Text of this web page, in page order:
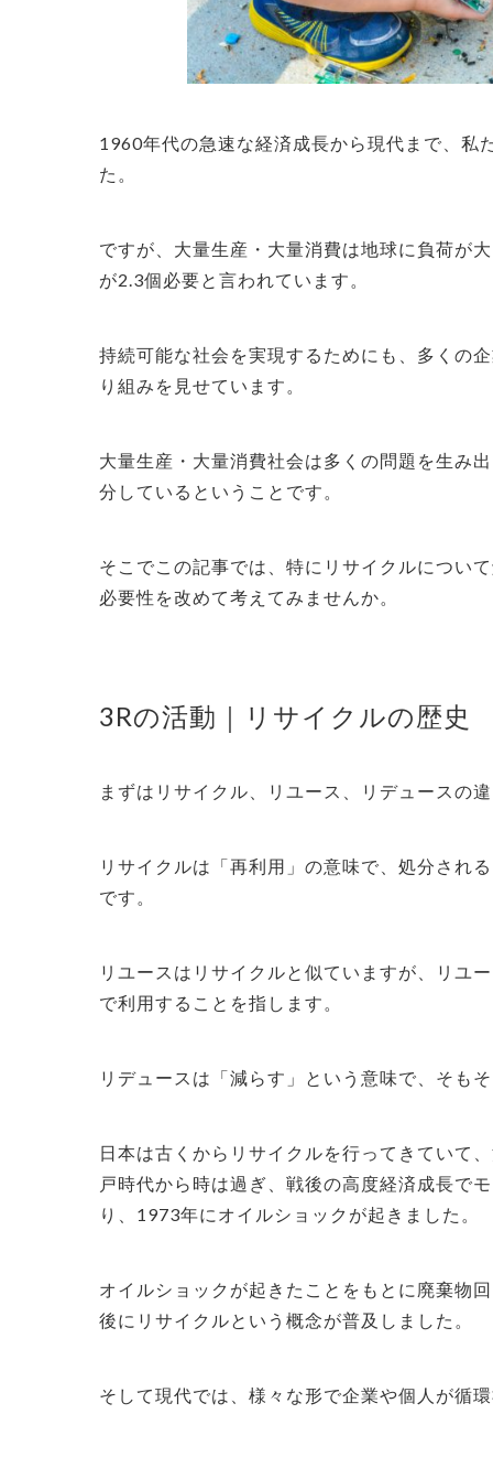
1960年代の急速な経済成長から現代まで、私
た。
ですが、大量生産・大量消費は地球に負荷が
が2.3個必要と言われています。
持続可能な社会を実現するためにも、多くの
り組みを 見せています。
大量生産・大量消費社会は多くの問題を生み
分しているということです。
そこでこの記事では、特にリサイクルについ
必要性を改めて考えてみませんか。
3Rの活動｜リサイクルの歴史
まずはリサイクル、リユース、リデュースの
リサイクルは「再利用」の意味で、処分され
です。
リユースはリサイクルと似ていますが、リユ
で利用することを指します。
リデュースは「減らす」という意味で、そも
日本は古くからリサイクルを行ってきていて
戸時代から時は過ぎ、戦後の高度経済成長で
り、 1973年にオイルショックが起きました。
オイルショックが起きたことをもとに廃棄物
後にリサイクルという概念が普及しました。
そして現代では、様々な形で企業や個人が循